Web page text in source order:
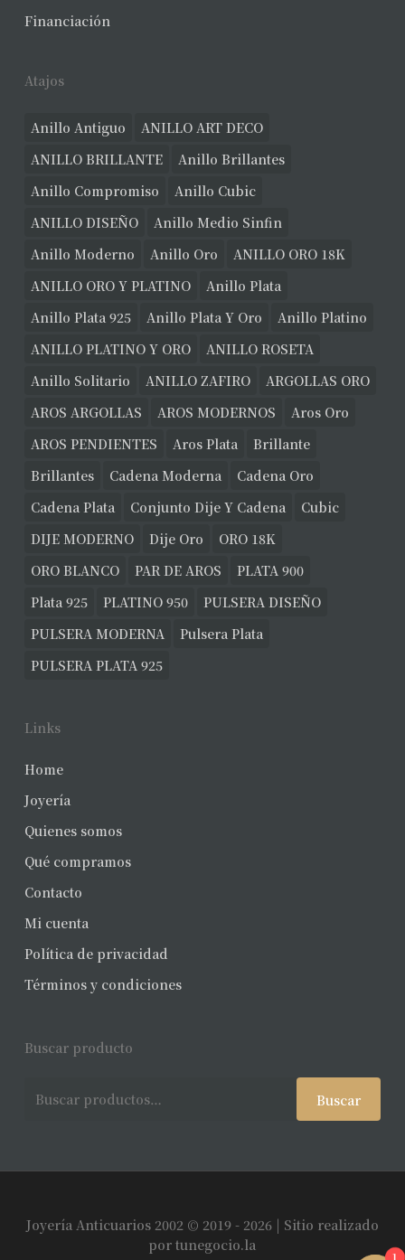
Financiación
Atajos
Anillo Antiguo
ANILLO ART DECO
ANILLO BRILLANTE
Anillo Brillantes
Anillo Compromiso
Anillo Cubic
ANILLO DISEÑO
Anillo Medio Sinfin
Anillo Moderno
Anillo Oro
ANILLO ORO 18K
ANILLO ORO Y PLATINO
Anillo Plata
Anillo Plata 925
Anillo Plata Y Oro
Anillo Platino
ANILLO PLATINO Y ORO
ANILLO ROSETA
Anillo Solitario
ANILLO ZAFIRO
ARGOLLAS ORO
AROS ARGOLLAS
AROS MODERNOS
Aros Oro
AROS PENDIENTES
Aros Plata
Brillante
Brillantes
Cadena Moderna
Cadena Oro
Cadena Plata
Conjunto Dije Y Cadena
Cubic
DIJE MODERNO
Dije Oro
ORO 18K
ORO BLANCO
PAR DE AROS
PLATA 900
Plata 925
PLATINO 950
PULSERA DISEÑO
PULSERA MODERNA
Pulsera Plata
PULSERA PLATA 925
Links
Home
Joyería
Quienes somos
Qué compramos
Contacto
Mi cuenta
Política de privacidad
Términos y condiciones
Buscar producto
Buscar
Joyería Anticuarios 2002 © 2019 - 2026 | Sitio realizado
portunegocio.la